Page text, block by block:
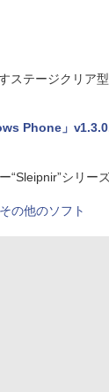
ステージクリア
Phone」
“Sleipnir”シリー
の他のソフト